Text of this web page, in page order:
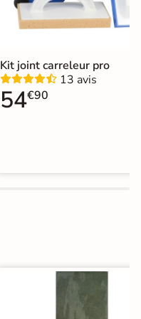
Kit joint carreleur pro
13 avis
54€90